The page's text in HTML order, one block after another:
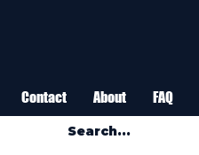
Contact About FAQ